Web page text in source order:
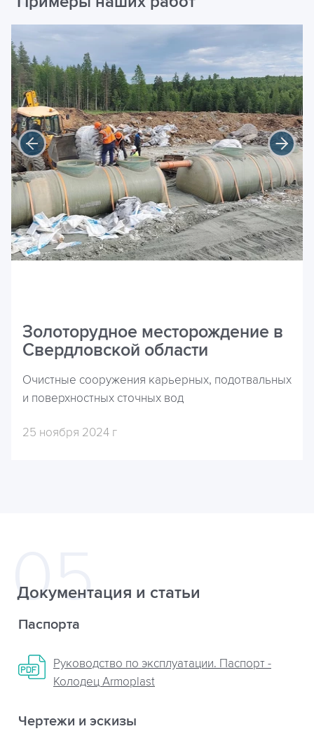
Золоторудное месторождение в
Свердловской области
Очистные сооружения карьерных, подотвальных
и поверхностных сточных вод
25 ноября 2024 г
Документация и статьи
Паспорта
Руководство по эксплуатации. Паспорт -
Колодец Armoplast
Чертежи и эскизы